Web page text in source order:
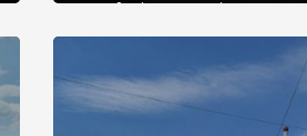
принаймні до цього літа.